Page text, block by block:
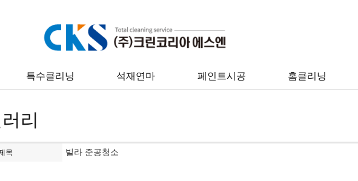
특수클리닝 석재연마 페인트시공 홈클리닝
리
목 빌라 준공청소